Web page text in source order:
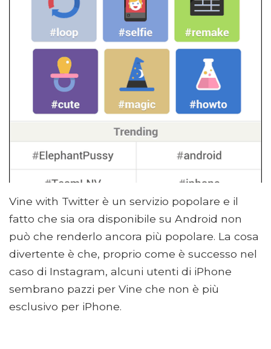
Vine with Twitter è un servizio popolare e il
fatto che sia ora disponibile su Android non
può che renderlo ancora più popolare. La cosa
divertente è che, proprio come è successo nel
caso di Instagram, alcuni utenti di iPhone
sembrano pazzi per Vine che non è più
esclusivo per iPhone.